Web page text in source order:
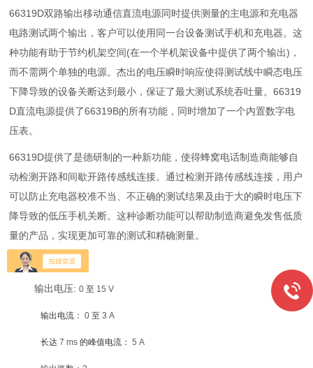
66319D双路输出移动通信直流电源同时提供测量的主电源和充电器
电路测试两个输出，客户可以使用同一台设备测试手机和充电器。这
种功能有助于节约机架空间(在一个半机架设备中提供了两个输出)，
而不需两个单独的电源。杰出的电压瞬时响应使得测试线中瞬态电压
下降导致的设备关断达到最小，保证了最大测试系统吞吐量。66319
D直流电源提供了66319B的所有功能，同时增加了一个内置数字电
压表。
66319D提供了是德研制的一种新功能，使得蜂窝电话制造商能够自
动检测开路和间歇开路传感线连接。通过检测开路传感线连接，用户
可以防止充电器校准不当、不正确的测试结果及由于大的瞬时电压下
降导致的低压手机关断。这种诊断功能可以帮助制造商避免发售低质
量的产品，实现更加可靠的测试和精确测量。
输出范围：
输出电压:0至 15 V
输出电流： 0至 3 A
长达 7 ms的峰值电流： 5 A